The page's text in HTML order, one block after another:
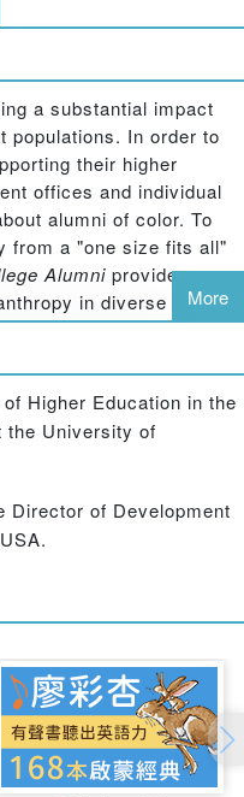
a substantial impact
populations. In order to
their higher
offices and individual
alumni of color. To
from a "one size fits all"
Alumni provides a
in diverse
within
specifically on
offers concrete
including best
to avoid.
Cultures — use of
data to explore the
Islander communities.
recommendations and
including "Strategies
More
Higher Education in the
the University of
Director of Development